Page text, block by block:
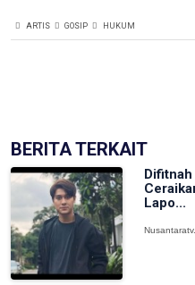
ARTIS GOSIP HUKUM
BERITA TERKAIT
Lapo...